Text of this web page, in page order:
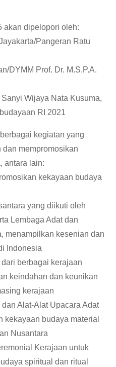
akan dipelopori oleh:
Pangeran Ratu
DYMM Prof. Dr. M.S.P.A.
Wijaya Nata Kusuma,
RI 2021
kegiatan yang
dan mempromosikan
antara lain:
kekayaan budaya
yang diikuti oleh
Lembaga Adat dan
menampilkan kesenian dan
Indonesia
berbagai kerajaan
keindahan dan keunikan
kerajaan
Alat-Alat Upacara Adat
kekayaan budaya material
Nusantara
Kerajaan untuk
spiritual dan ritual